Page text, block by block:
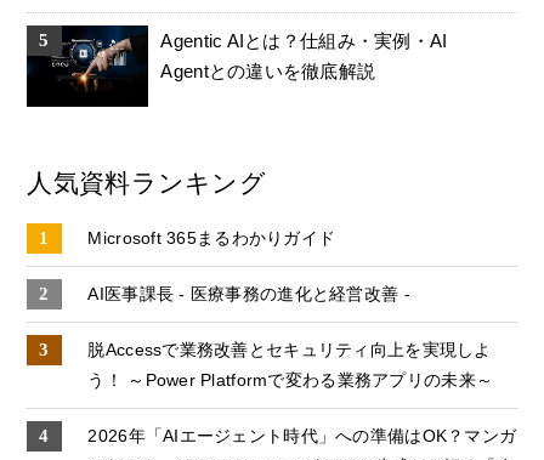
Agentic AIとは？仕組み・実例・AI
Agentとの違いを徹底解説
人気資料ランキング
Microsoft 365まるわかりガイド
AI医事課長 - 医療事務の進化と経営改善 -
脱Accessで業務改善とセキュリティ向上を実現しよ
う！ ～Power Platformで変わる業務アプリの未来～
2026年「AIエージェント時代」への準備はOK？マンガ